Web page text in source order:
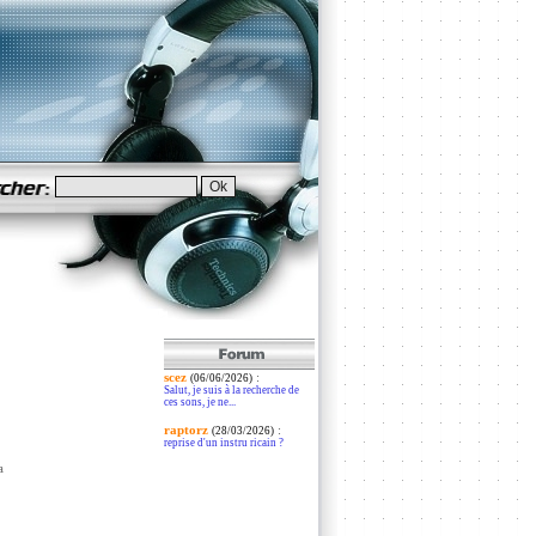
scez (06/06/2026):
Salut, je suis à la recherche de
ces sons, je ne...
raptorz (28/03/2026):
reprise d'un instru ricain ?